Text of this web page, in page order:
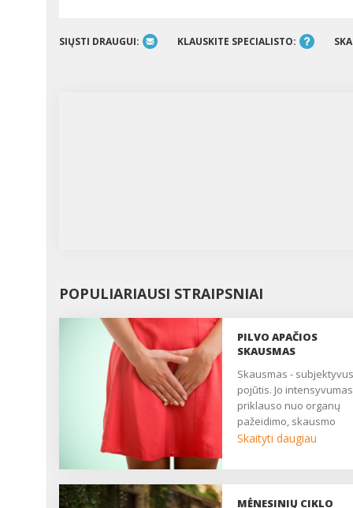
SIŲSTI DRAUGUI: KLAUSKITE SPECIALISTO:
POPULIARIAUSI STRAIPSNIAI
PILVO APAČIOS
SKAUSMAS
Skausmas - subjektyvus
pojūtis. Jo intensyvumas
priklauso nuo organų
pažeidimo, skausmo
slenksčio, centrinės
skausmą, kuris trukdo
Skaityti daugiau
MĖNESINIŲ CIKLO